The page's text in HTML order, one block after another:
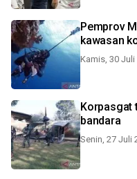
Pemprov
kawasan
Kamis, 30 Juli
Korpasgat
bandara
Senin, 27 Juli